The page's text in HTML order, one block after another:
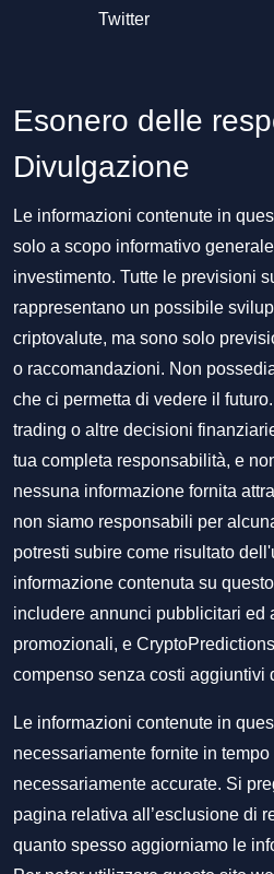
Twitter
Esonero delle
Divulgazione
Le informazioni contenute in
solo a scopo informativo
investimento. Tutte le previsioni
rappresentano un possibile
criptovalute, ma sono solo
o raccomandazioni. Non
che ci permetta di vedere il
trading o altre decisioni
tua completa responsabilità, e
nessuna informazione fornita
non siamo responsabili per
potresti subire come risultato
informazione contenuta su
includere annunci pubblicitari ed
promozionali, e
compenso senza costi aggiuntivi
Le informazioni contenute in
necessariamente fornite in
necessariamente accurate. Si
pagina relativa all’esclusione di
quanto spesso aggiorniamo le